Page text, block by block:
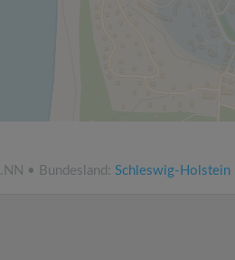
• Bundesland: Schleswig-Holstein